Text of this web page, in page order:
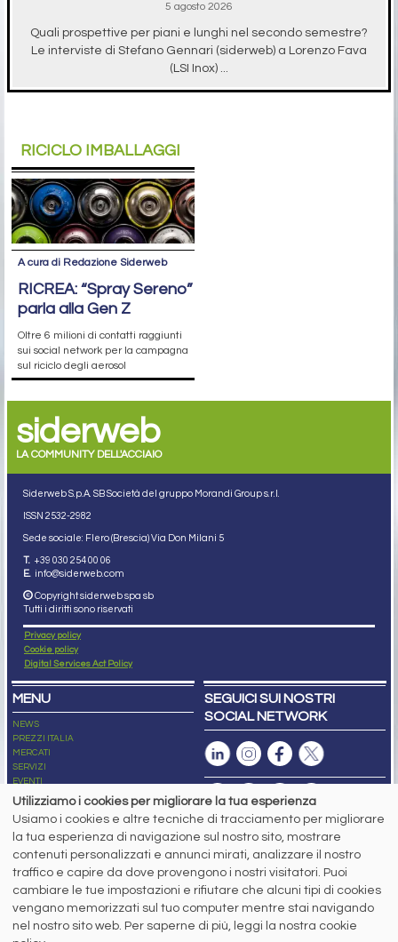
5 agosto 2026
Quali prospettive per piani e lunghi nel secondo semestre?
Le interviste di Stefano Gennari (siderweb) a Lorenzo Fava
(LSI Inox) ...
RICICLO IMBALLAGGI
A cura di Redazione Siderweb
RICREA: “Spray Sereno”
parla alla Gen Z
Oltre 6 milioni di contatti raggiunti
sui social network per la campagna
sul riciclo degli aerosol
siderweb
LA COMMUNITY DELL'ACCIAIO
Siderweb S.p.A. SB Società del gruppo Morandi Group s.r.l.
ISSN 2532-2982
Sede sociale: Flero (Brescia) Via Don Milani 5
T. +39 030 254 00 06
E. info@siderweb.com
Copyright siderweb spa sb
Tutti i diritti sono riservati
Privacy policy
Cookie policy
Digital Services Act Policy
MENU
NEWS
PREZZI ITALIA
MERCATI
SERVIZI
EVENTI
ABBONAMENTI
NEWSLETTER
SEGUICI SUI NOSTRI
SOCIAL NETWORK
Capitale Sociale: 190.000€ interamente versato
Registro delle Imprese di Brescia
Codice Fiscale e Partita I.V.A.:IT03562320170
R.E.A. n. 419331
www.siderweb.com: Autorizzazione del Tribunale di Brescia n. 11/2004 del 17
marzo 2004, Iscrizione al R.O.C. n. 26116.
Direttrice Responsabile:
Utilizziamo i cookies per migliorare la tua esperienza
Usiamo i cookies e altre tecniche di tracciamento per migliorare
la tua esperienza di navigazione sul nostro sito, mostrare
contenuti personalizzati e annunci mirati, analizzare il nostro
traffico e capire da dove provengono i nostri visitatori. Puoi
cambiare le tue impostazioni e rifiutare che alcuni tipi di cookies
vengano memorizzati sul tuo computer mentre stai navigando
nel nostro sito web. Per saperne di più, leggi la nostra cookie